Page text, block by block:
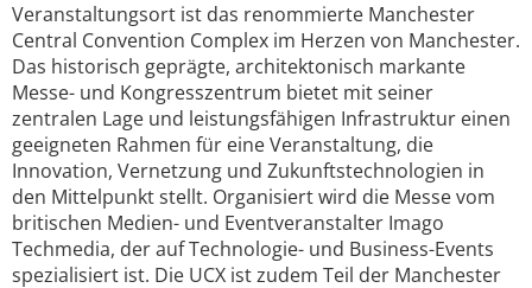
Veranstaltungsort ist das renommierte Manchester
Central Convention Complex im Herzen von Manchester.
Das historisch geprägte, architektonisch markante
Messe- und Kongresszentrum bietet mit seiner
zentralen Lage und leistungsfähigen Infrastruktur einen
geeigneten Rahmen für eine Veranstaltung, die
Innovation, Vernetzung und Zukunftstechnologien in
den Mittelpunkt stellt. Organisiert wird die Messe vom
britischen Medien- und Eventveranstalter Imago
Techmedia, der auf Technologie- und Business-Events
spezialisiert ist. Die UCX ist zudem Teil der Manchester